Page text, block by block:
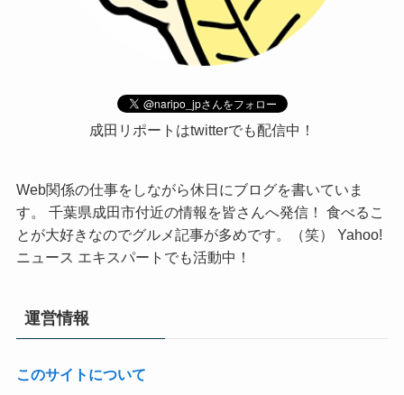
成田リポートはtwitterでも配信中！
Web関係の仕事をしながら休日にブログを書いていま
す。 千葉県成田市付近の情報を皆さんへ発信！ 食べるこ
とが大好きなのでグルメ記事が多めです。（笑） Yahoo!
ニュース エキスパートでも活動中！
運営情報
このサイトについて